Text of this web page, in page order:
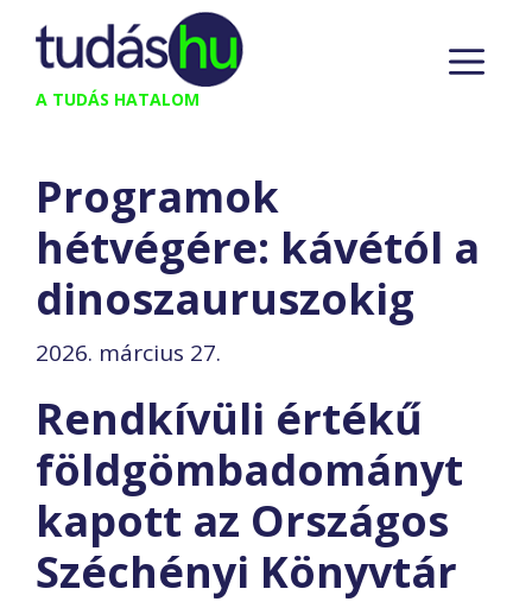
Kilépés
tartalomba
A TUDÁS HATALOM
Programok
hétvégére: kávétól a
dinoszauruszokig
2026. március 27.
Rendkívüli értékű
földgömbadományt
kapott az Országos
Széchényi Könyvtár